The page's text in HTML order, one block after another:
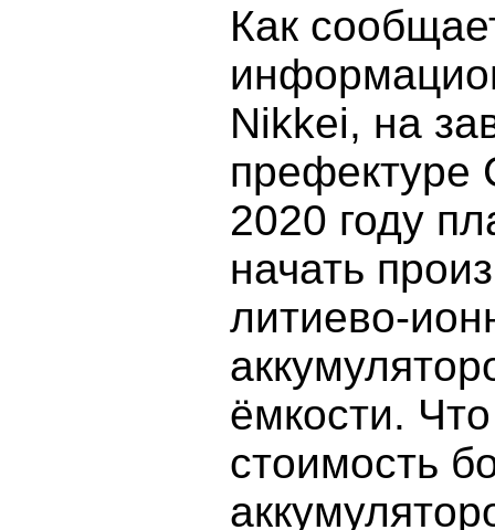
Как
Nikkei, на
префектуре
2020 году
начать
литиево-
ёмкости.
стоимость